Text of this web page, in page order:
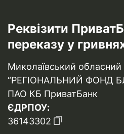
Реквізити
переказу у
Миколаївський обласний
“РЕГІОНАЛЬНИЙ ФОНД
ПАО КБ ПриватБанк
ЄДРПОУ:
36143302